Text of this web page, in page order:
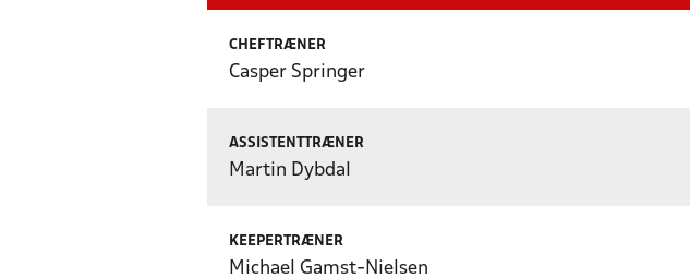
CHEFTRÆNER
Casper Springer
ASSISTENTTRÆNER
Martin Dybdal
KEEPERTRÆNER
Michael Gamst-Nielsen